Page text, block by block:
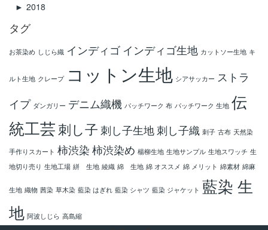
► 2018
タグ
お茶染め しじら織 インディゴ インディゴ生地 カットソー生地 キ
ルト生地 クレープ コットン生地 シアサッカー ストラ
イプ ダンガリー デニム織機 パッチワーク 布 パッチワーク 生地 伝
統工芸刺し子 刺し子生地 刺し子織 刺子 古布 天然染
手作りスカート 柿渋染 柿渋染め 楊柳生地 生地サンプル 生地スワッチ 生
地切り売り 生地工場 絣 生地 綾織 綿 生地 綿 オススメ 綿 メリット 綿素材 綿麻
生地 織物 茜染 草木染 藍染 はぎれ 藍染 シャツ 藍染 ジャケット 藍染 生
地 阿波しじら 高島縮